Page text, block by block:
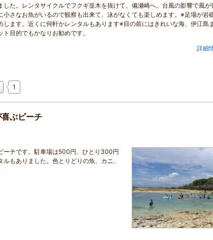
た。レンタサイクルでフクギ並木を抜けて、備瀬崎へ。台風の影響で風が
さなお魚がいるので観察も出来て、泳がなくても楽しめます。※足場が岩
ます。近くに何軒かレンタルもあります※目の前にはきれいな海、伊江島
目的でもかなりお勧めです。
詳細
1
ぶビーチ
ーチです。駐車場は500円、ひとり300円
もありました。色とりどりの魚、カニ、